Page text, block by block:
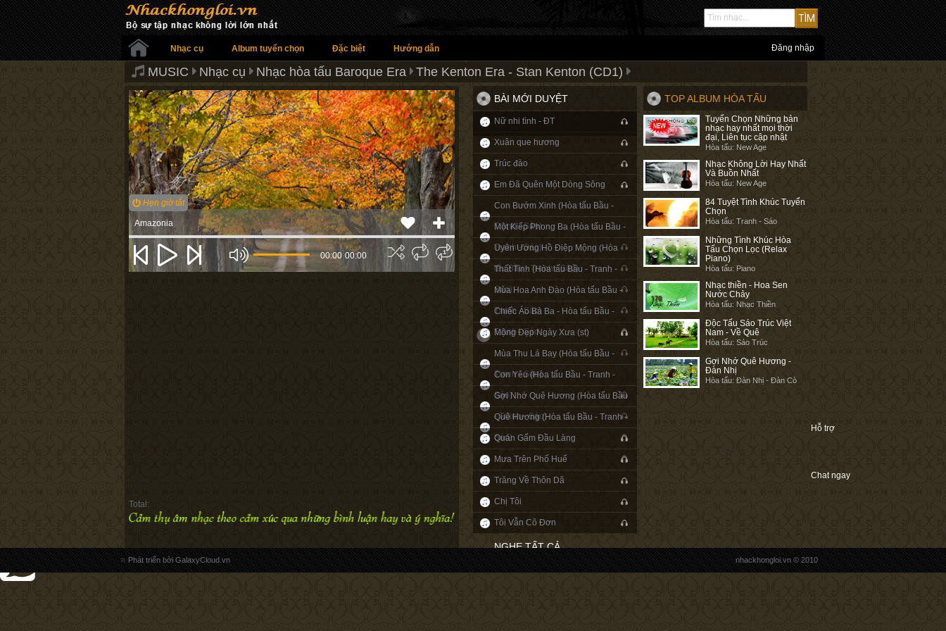
Nhạc cụ Album tuyển chọn Đặc biệt Hướng dẫn Đăng nhập
MUSIC Nhạc cụ Nhạc hòa tấu Baroque Era The Kenton Era - Stan Kenton (CD1)
Hẹn giờ tắt
Amazonia
00:00 00:00
Total:
BÀI MỚI DUYỆT
Nữ nhi tình - ĐT
Xuân que hương
Trúc đào
Em Đã Quên Một Dòng Sông
Con Bướm Xinh (Hòa tấu Bầu -
Tranh - Sáo)
Một Kiếp Phong Ba (Hòa tấu Bầu -
Tranh - Sáo)
Uyên Ương Hồ Điệp Mộng (Hòa
tấu Bầu - Tranh - Sáo)
Thất Tình (Hòa tấu Bầu - Tranh -
Sáo)
Mùa Hoa Anh Đào (Hòa tấu Bầu -
Tranh - Sáo)
Chiếc Áo Bà Ba - Hòa tấu Bầu -
Tranh - Sáo
Mộng Đẹp Ngày Xưa (st)
Mùa Thu Lá Bay (Hòa tấu Bầu -
Tranh - Sáo)
Con Yêu (Hòa tấu Bầu - Tranh -
Sáo)
Gợi Nhớ Quê Hương (Hòa tấu Bầu
- Tranh - Sáo)
Quê Hương (Hòa tấu Bầu - Tranh -
Sáo)
Quán Gấm Đầu Làng
Mưa Trên Phố Huế
Trăng Về Thôn Dã
Chị Tôi
Tôi Vẫn Cô Đơn
NGHE TẤT CẢ
TOP ALBUM HÒA TẤU
Tuyển Chọn Những bản
nhạc hay nhất mọi thời
đại, Liên tục cập nhật
Hòa tấu: New Age
Nhạc Không Lời Hay Nhất
Và Buồn Nhất
Hòa tấu: New Age
84 Tuyệt Tình Khúc Tuyển
Chọn
Hòa tấu: Tranh - Sáo
Những Tình Khúc Hòa
Tấu Chọn Lọc (Relax
Piano)
Hòa tấu: Piano
Nhạc thiền - Hoa Sen
Nước Chảy
Hòa tấu: Nhạc Thiền
Độc Tấu Sáo Trúc Việt
Nam - Về Quê
Hòa tấu: Sáo Trúc
Gợi Nhớ Quê Hương -
Đàn Nhị
Hòa tấu: Đàn Nhị - Đàn Cò
Hỗ trợ
Chat ngay
Phát triển bởi GalaxyCloud.vn nhackhongloi.vn © 2010